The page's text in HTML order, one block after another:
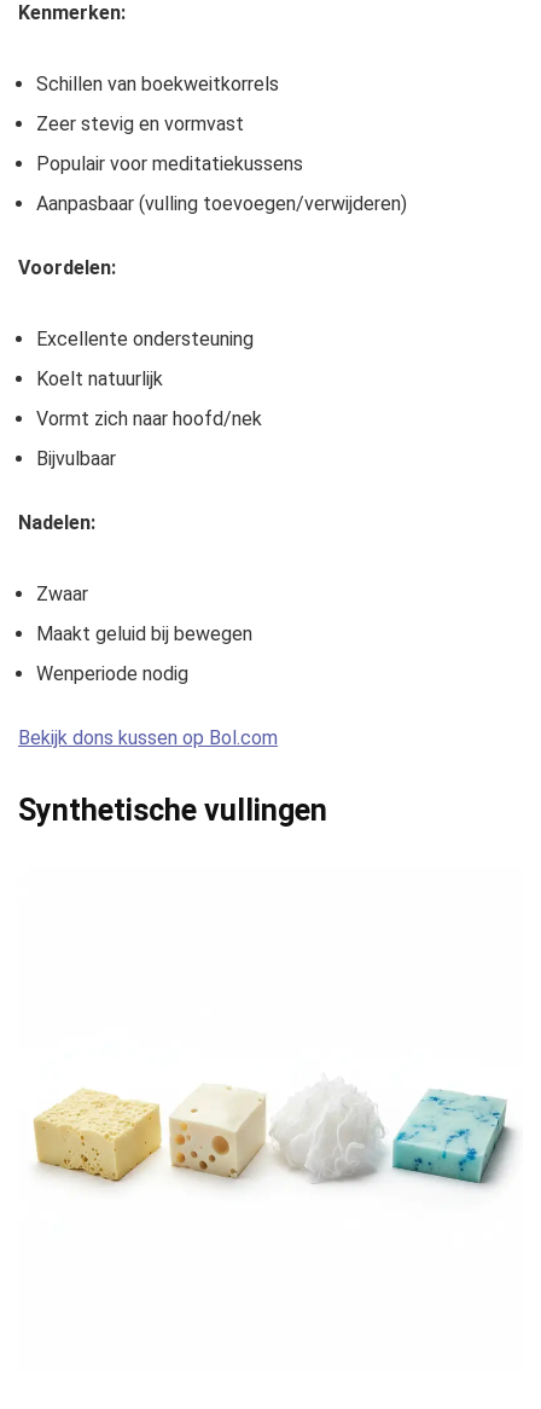
Kenmerken:
Schillen van boekweitkorrels
Zeer stevig en vormvast
Populair voor meditatiekussens
Aanpasbaar (vulling toevoegen/verwijderen)
Voordelen:
Excellente ondersteuning
Koelt natuurlijk
Vormt zich naar hoofd/nek
Bijvulbaar
Nadelen:
Zwaar
Maakt geluid bij bewegen
Wenperiode nodig
Bekijk dons kussen op Bol.com
Synthetische vullingen